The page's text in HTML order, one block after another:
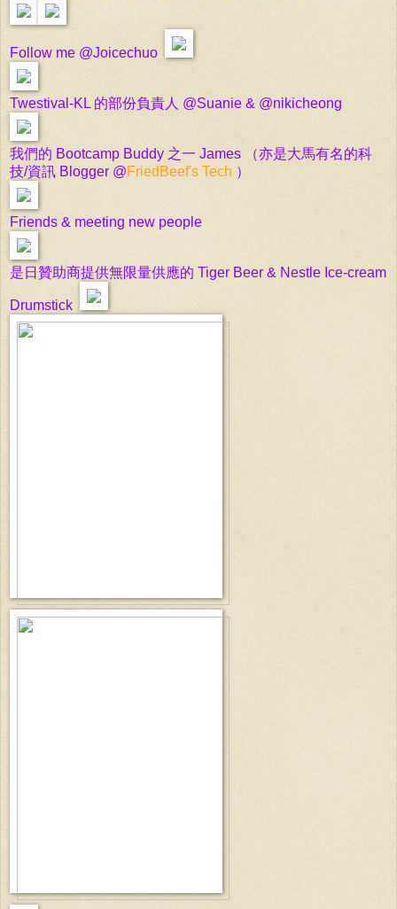
Follow me @Joicechuo
Twestival-KL 的部份負責人 @Suanie & @nikicheong
我們的 Bootcamp Buddy 之一 James （亦是大馬有名的科
技/資訊 Blogger @FriedBeef's Tech ）
Friends & meeting new people
是日贊助商提供無限量供應的 Tiger Beer & Nestle Ice-cream
Drumstick